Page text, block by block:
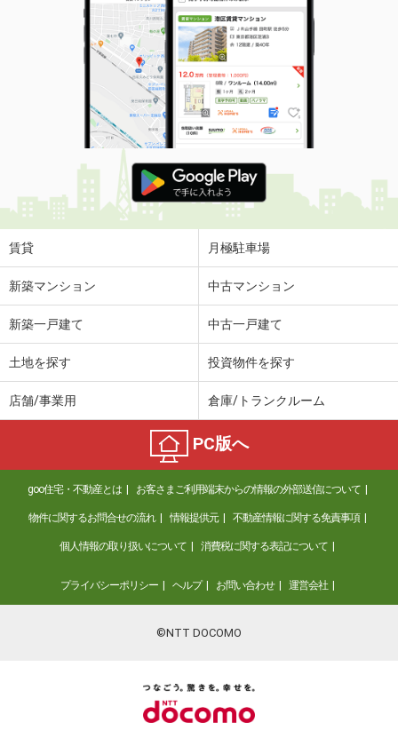
賃貸 月極駐車場
新築マンション 中古マンション
新築一戸建て 中古一戸建て
土地を探す 投資物件を探す
店舗/事業用 倉庫/トランクルーム
PC版へ
goo住宅・不動産とは お客さまご利用端末からの情報の外部送信について
物件に関するお問合せの流れ 情報提供元 不動産情報に関する免責事項
個人情報の取り扱いについて 消費税に関する表記について
プライバシーポリシー ヘルプ お問い合わせ 運営会社
©NTT DOCOMO